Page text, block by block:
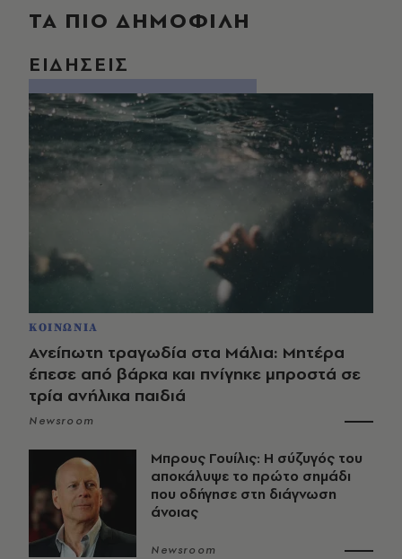
ΤΑ ΠΙΟ ΔΗΜΟΦΙΛΗ
ΕΙΔΗΣΕΙΣ
ΚΟΙΝΩΝΙΑ
Ανείπωτη τραγωδία στα Μάλια: Μητέρα
έπεσε από βάρκα και πνίγηκε μπροστά σε
τρία ανήλικα παιδιά
Newsroom
Μπρους Γουίλις: Η σύζυγός του
αποκάλυψε το πρώτο σημάδι
που οδήγησε στη διάγνωση
άνοιας
Newsroom